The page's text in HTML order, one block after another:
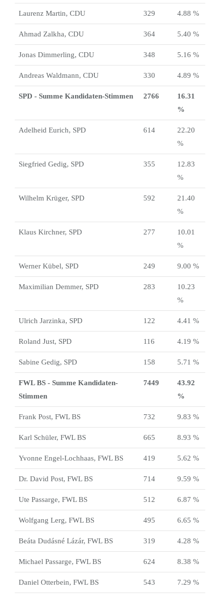
Laurenz Martin, CDU 329 4.88 %
Ahmad Zalkha, CDU 364 5.40 %
Jonas Dimmerling, CDU 348 5.16 %
Andreas Waldmann, CDU 330 4.89 %
SPD - Summe Kandidaten-Stimmen 2766
16.31
%
Adelheid Eurich, SPD 614
22.20
%
Siegfried Gedig, SPD 355
12.83
%
Wilhelm Krüger, SPD 592
21.40
%
Klaus Kirchner, SPD 277
10.01
%
Werner Kübel, SPD 249 9.00 %
Maximilian Demmer, SPD 283
10.23
%
Ulrich Jarzinka, SPD 122 4.41 %
Roland Just, SPD 116 4.19 %
Sabine Gedig, SPD 158 5.71 %
FWL BS - Summe Kandidaten-
Stimmen
7449
43.92
%
Frank Post, FWL BS 732 9.83 %
Karl Schüler, FWL BS 665 8.93 %
Yvonne Engel-Lochhaas, FWL BS 419 5.62 %
Dr. David Post, FWL BS 714 9.59 %
Ute Passarge, FWL BS 512 6.87 %
Wolfgang Lerg, FWL BS 495 6.65 %
Beáta Dudásné Lázár, FWL BS 319 4.28 %
Michael Passarge, FWL BS 624 8.38 %
Daniel Otterbein, FWL BS 543 7.29 %